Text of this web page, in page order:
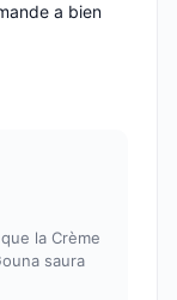
a bien
la Crème
saura